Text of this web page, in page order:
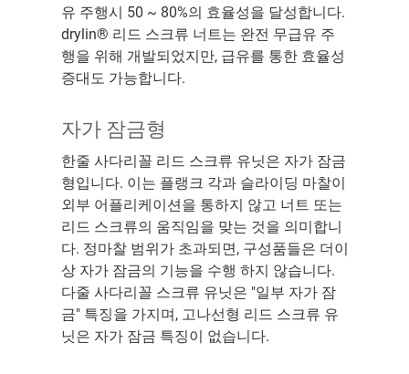
유 주행시 50 ~ 80%의 효율성을 달성합니다.
drylin® 리드 스크류 너트는 완전 무급유 주
행을 위해 개발되었지만, 급유를 통한 효율성
증대도 가능합니다.
자가 잠금형
한줄 사다리꼴 리드 스크류 유닛은 자가 잠금
형입니다. 이는 플랭크 각과 슬라이딩 마찰이
외부 어플리케이션을 통하지 않고 너트 또는
리드 스크류의 움직임을 맞는 것을 의미합니
다. 정마찰 범위가 초과되면, 구성품들은 더이
상 자가 잠금의 기능을 수행 하지 않습니다.
다줄 사다리꼴 스크류 유닛은 "일부 자가 잠
금" 특징을 가지며, 고나선형 리드 스크류 유
닛은 자가 잠금 특징이 없습니다.